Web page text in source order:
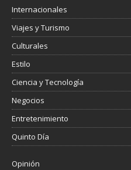
Internacionales
Viajes y Turismo
Culturales
Estilo
Ciencia y Tecnología
Negocios
Entretenimiento
Quinto Día
Opinión